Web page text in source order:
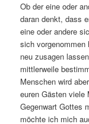
Ob der eine oder
daran denkt, dass
eine oder andere
sich vorgenommen
neu zusagen
mittlerweile
Menschen wird
euren Gästen viele
Gegenwart Gottes
möchte ich mich